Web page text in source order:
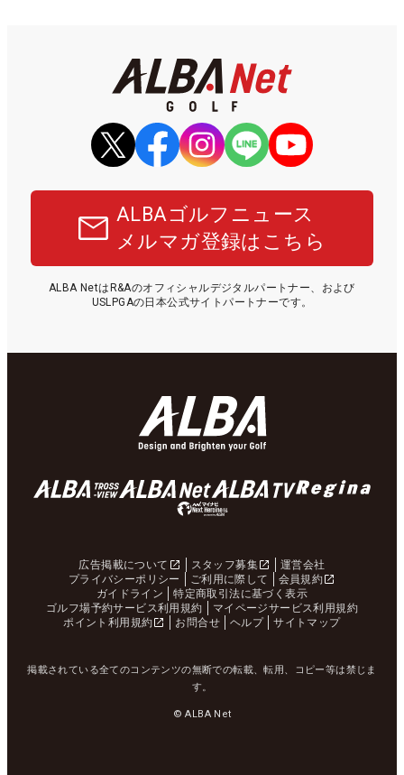
ALBAゴルフニュース
メルマガ登録はこちら
ALBA NetはR&Aのオフィシャルデジタルパートナー、および
USLPGAの日本公式サイトパートナーです。
広告掲載について スタッフ募集
運営会社
プライバシーポリシー
ご利用に際して
会員規約
ガイドライン
特定商取引法に基づく表示
ゴルフ場予約サービス利用規約
マイページサービス利用規約
ポイント利用規約
お問合せ ヘルプ サイトマップ
掲載されている全てのコンテンツの無断での転載、転用、コピー等は禁じま
す。
© ALBA Net